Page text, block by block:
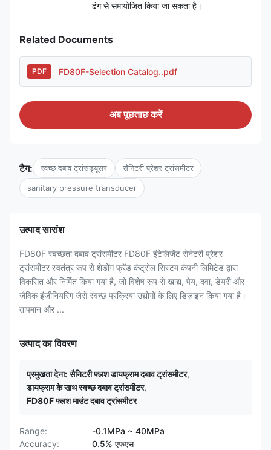
ढंग से समायोजित किया जा सकता है।
Related Documents
PDF FD80F-Selection Catalog..pdf
अब पूछताछ करें
टैग: स्वच्छ दबाव ट्रांसड्यूसर सैनिटरी प्रेशर ट्रांसमीटर
sanitary pressure transducer
उत्पाद सारांश
FD80F स्वच्छता दबाव ट्रांसमीटर FD80F इंटेलिजेंट सेनेटरी प्रेशर
ट्रांसमीटर स्वतंत्र रूप से शेडोंग फ्रेंड कंट्रोल सिस्टम कंपनी लिमिटेड द्वारा
विकसित और निर्मित किया गया है, जो विशेष रूप से खाद्य, पेय, दवा, डेयरी और
जैविक इंजीनियरिंग जैसे स्वच्छ प्रक्रिया उद्योगों के लिए डिज़ाइन किया गया है।
तापमान और ...
उत्पाद का विवरण
प्रमुखता देना: सैनिटरी फ्लश डायफ्राम दबाव ट्रांसमीटर,
डायफ्राम के साथ स्वच्छ दबाव ट्रांसमीटर,
FD80F फ्लश माउंट दबाव ट्रांसमीटर
Range:
-0.1MPa ~ 40MPa
Accuracy:
0.5% एफएस